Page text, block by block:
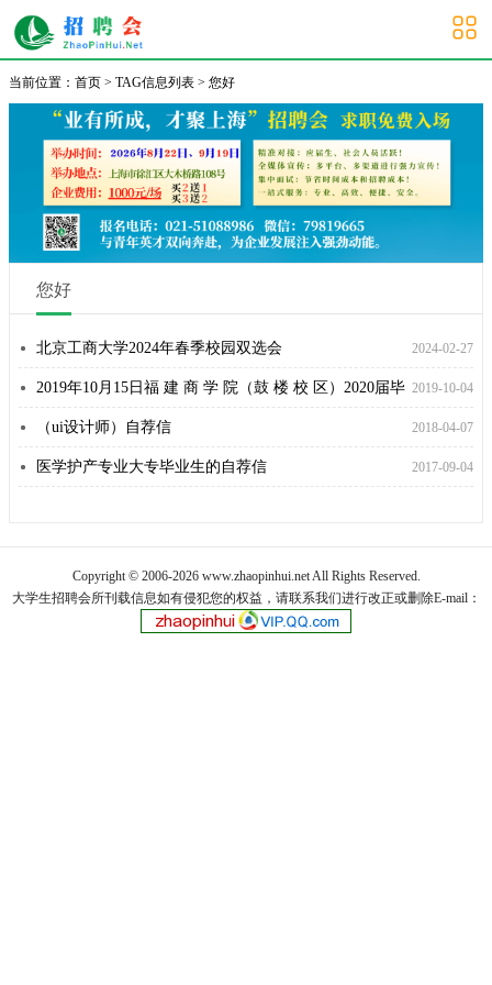
大学生招聘会
当前位置： 首页 > TAG信息列表 > 您好
您好
2024-02-27
北京工商大学2024年春季校园双选会
2019-10-04
2019年10月15日福 建 商 学 院（鼓 楼 校 区）2020届毕
业 生 校园招聘会 2018-04-07
（ui设计师）自荐信
2017-09-04
医学护产专业大专毕业生的自荐信
Copyright © 2006-2026 www.zhaopinhui.net All Rights Reserved.
大学生招聘会所刊载信息如有侵犯您的权益，请联系我们进行改正或删除E-mail：